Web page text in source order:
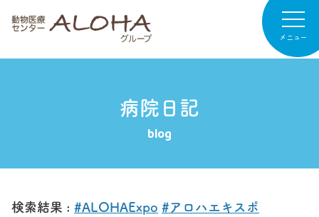
メニュー
診療案内
お知らせ
病院日記
blog
検索結果 : #ALOHAExpo #アロハエキスポ